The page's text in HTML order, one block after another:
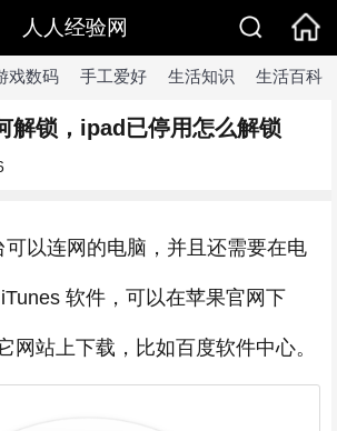
人人经验网
戏数码 手工爱好 生活知识 生活百科
解锁，ipad已停用怎么解锁
可以连网的电脑，并且还需要在电
软件，可以在苹果官网下
网站上下载，比如百度软件中心。